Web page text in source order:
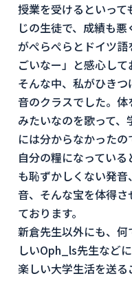
授業を受けるといっ
じの生徒で、成績も
がぺらぺらとドイツ
ごいなー」と感心して
そんな中、私がひき
音のクラスでした。
みたいなのを歌って
には分からなかった
自分の糧になってい
も恥ずかしくない発
音、そんな宝を体得
ております。
新倉先生以外にも、
しいOph_ls先生など
楽しい大学生活を送る